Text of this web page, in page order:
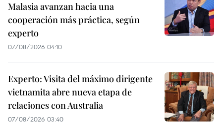
Malasia avanzan hacia una
cooperación más práctica, según
experto
07/08/2026 04:10
Experto: Visita del máximo dirigente
vietnamita abre nueva etapa de
relaciones con Australia
07/08/2026 03:40